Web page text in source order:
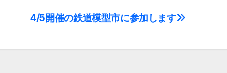
4/5開催の鉄道模型市に参加します